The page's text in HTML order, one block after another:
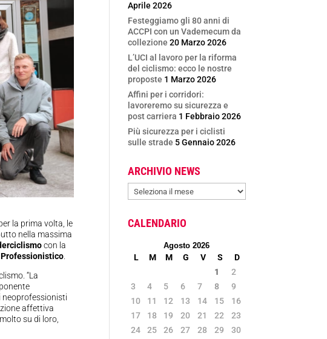
la prima volta, le
nella massima
con la
“La
neoprofessionisti
affettiva
su di loro,
Aprile 2026
Festeggiamo gli 80 anni di
ACCPI con un Vademecum da
collezione 20 Marzo 2026
L’UCI al lavoro per la riforma
del ciclismo: ecco le nostre
proposte 1 Marzo 2026
Affini per i corridori:
lavoreremo su sicurezza e
post carriera 1 Febbraio 2026
Più sicurezza per i ciclisti
sulle strade 5 Gennaio 2026
ARCHIVIO NEWS
ARCHIVIO
NEWS
CALENDARIO
Agosto 2026
L M M G V S
D
1
2
3
4 5 6 7 8
9
10
11 12 13 14 15
16
17
18 19 20 21 22
23
24
25 26 27 28 29
30